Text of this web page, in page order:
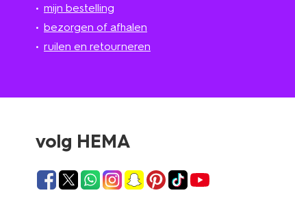
mijn bestelling
bezorgen of afhalen
ruilen en retourneren
volg HEMA